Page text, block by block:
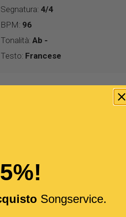
Segnatura: 4/4
BPM: 96
Tonalità: Ab -
Testo: Francese
Songservice.